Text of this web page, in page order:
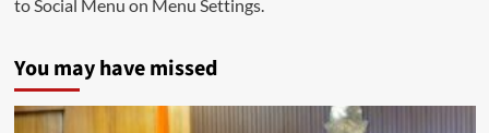
to Social Menu on Menu Settings.
You may have missed